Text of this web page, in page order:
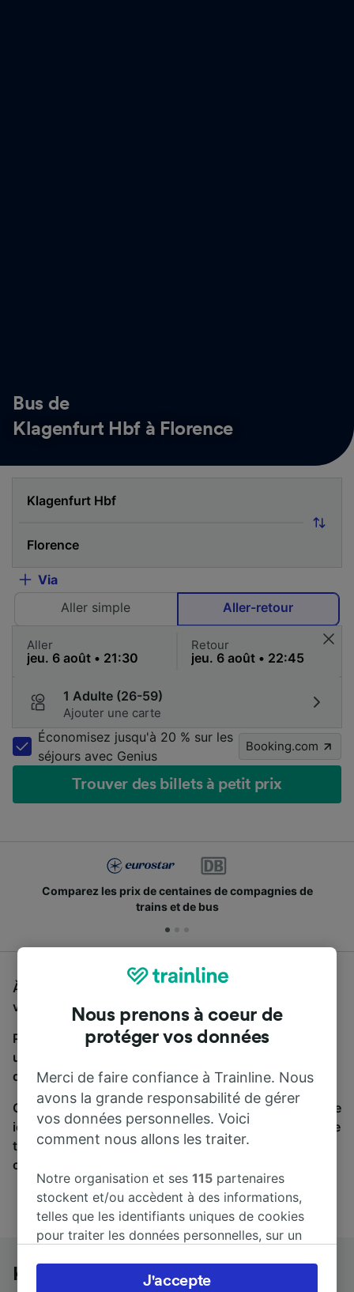
Bus de
Klagenfurt Hbf à Florence
Via
Aller simple
Aller-retour
Aller Retour
1 Adulte (26-59)
Ajouter une carte
Économisez jusqu'à 20 % sur les
séjours avec Genius
Booking.com
Trouver des billets à petit prix
Comparez les prix de centaines de compagnies de
trains et de bus
À la recherche d'un bus de Klagenfurt Hbf à Florence,
vous êtes au bon endroit.
Pour trouver des billets de bus, lancez simplement
une recherche ci-dessus. Nous comparons les temps
de trajets et les prix des voyages, en train et en bus.
Qu’importe votre destination, votre voyage commence
ici. Nous collaborons avec plus de 170 compagnies de
train et de bus. Consultez et achetez vos billets sur
cette page.
Klagenfurt Hbf à Florence en bus
Nous prenons à coeur de
protéger vos données
Merci de faire confiance à Trainline. Nous
avons la grande responsabilité de gérer
vos données personnelles. Voici
comment nous allons les traiter.
Notre organisation et ses115 partenaires
stockent et/ou accèdent à des informations,
telles que les identifiants uniques de cookies
pour traiter les données personnelles, sur un
préférences, notamment en exerçant votre
J'accepte